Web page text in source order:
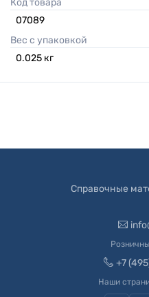
Код товара
07089
Вес с упаковкой
0.025 кг
Справочные
+7
Наши